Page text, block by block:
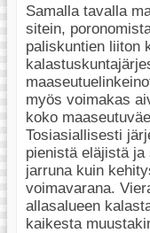
Samalla tavalla
sitein,
paliskuntien liiton
myös voimakas
koko
Tosiasiallisesti
pienistä eläjistä
jarruna kuin
voimavarana.
allasalueen
kaikesta